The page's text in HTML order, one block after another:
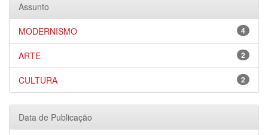
Assunto
4
MODERNISMO
2
ARTE
2
CULTURA
Data de Publicação